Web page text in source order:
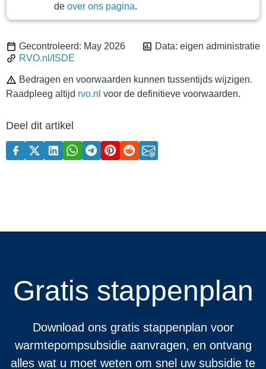
de over ons pagina.
Gecontroleerd: May 2026
Data: eigen administratie
RVO.nl/ISDE
Bedragen en voorwaarden kunnen tussentijds wijzigen.
Raadpleeg altijd rvo.nl voor de definitieve voorwaarden.
Deel dit artikel
Gratis stappenplan
Download ons gratis stappenplan voor
warmtepompsubsidie aanvragen, en ontvang
alles wat u moet weten om snel uw subsidie te